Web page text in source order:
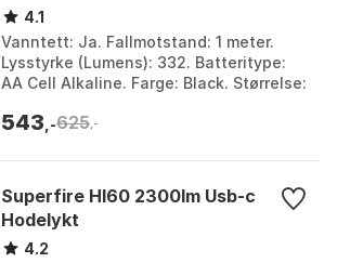
4.1
Vanntett: Ja. Fallmotstand: 1 meter.
Lysstyrke (Lumens): 332. Batteritype:
AA Cell Alkaline. Farge: Black. Størrelse:
543 ,-625 ,-
Superfire Hl60 2300lm Usb-c
Hodelykt
4.2